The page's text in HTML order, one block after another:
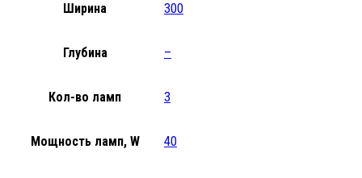
Ширина 300
Глубина –
Кол-во ламп 3
Мощность ламп, W 40